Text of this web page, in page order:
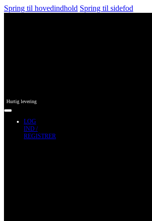
Spring til hovedindhold Spring til sidefod
Hurtig levering
LOG
IND /
REGISTRER